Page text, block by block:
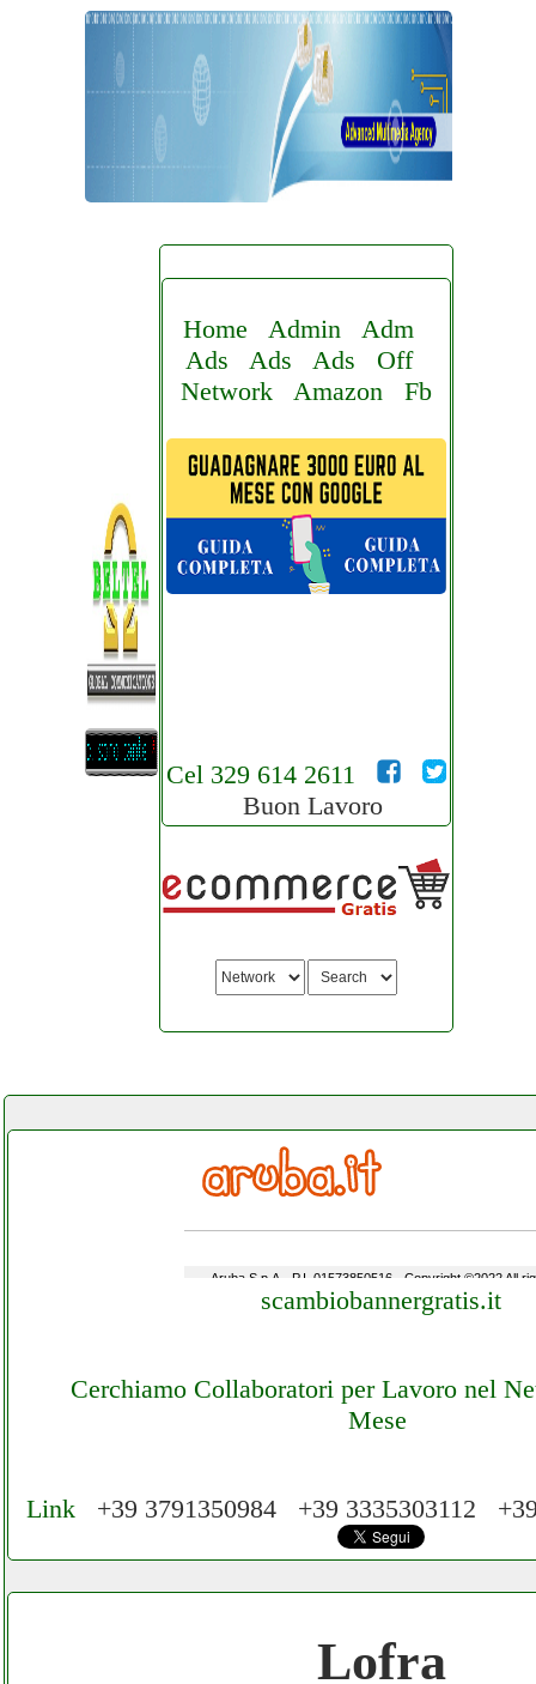
Home Admin
Adm
Ads
Ads Ads
Off
Network
Amazon Fb
Cel 329 614 2611
Buon Lavoro
scambiobannergratis.it
Cerchiamo Collaboratori per Lavoro nel
Mese
Cerchiamo Collaboratori per Lavoro nel
Mese
Link+39 3791350984 +39 3335303112
Lofra